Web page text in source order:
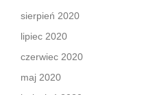
sierpień 2020
lipiec 2020
czerwiec 2020
maj 2020